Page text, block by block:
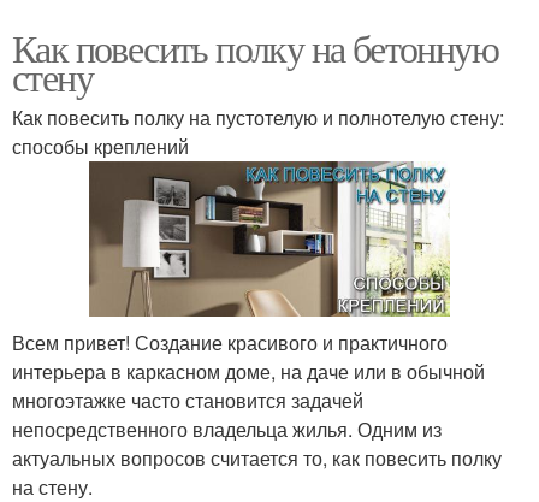
Как повесить полку на бетонную
стену
Как повесить полку на пустотелую и полнотелую стену:
способы креплений
Всем привет! Создание красивого и практичного
интерьера в каркасном доме, на даче или в обычной
многоэтажке часто становится задачей
непосредственного владельца жилья. Одним из
актуальных вопросов считается то, как повесить полку
на стену.